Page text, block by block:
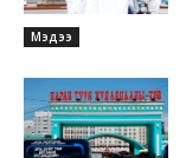
Мэдээ